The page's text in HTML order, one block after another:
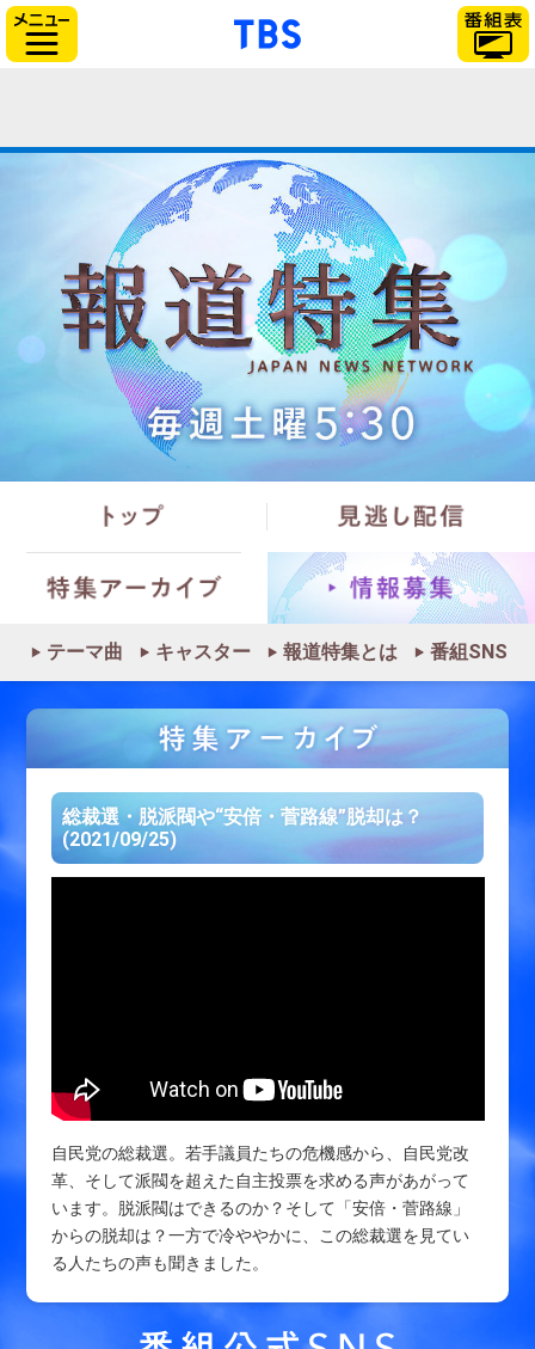
「TBSテレビ」トップ
テーマ曲 キャスター 報道特集とは 番組SNS
総裁選・脱派閥や“安倍・菅路線”脱却は？
(2021/09/25)
自民党の総裁選。若手議員たちの危機感から、自民党改
革、そして派閥を超えた自主投票を求める声があがって
います。脱派閥はできるのか？そして「安倍・菅路線」
からの脱却は？一方で冷ややかに、この総裁選を見てい
る人たちの声も聞きました。